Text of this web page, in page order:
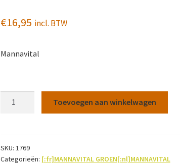
€16,95 incl. BTW
Mannavital
aantal
Toevoegen aan winkelwagen
SKU: 1769
Categorieën: [:fr]MANNAVITAL GROEN[:nl]MANNAVITAL